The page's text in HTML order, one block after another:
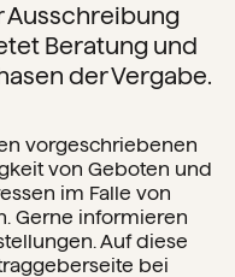
Ausschreibung
Beratung und
der Vergabe.
vorgeschriebenen
von Geboten und
im Falle von
Gerne informieren
Auf diese
bei